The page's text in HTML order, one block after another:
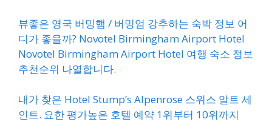
뷰좋은 영국 버밍햄 / 버밍엄 강추하는 숙박 정보 어
디가 좋을까? Novotel Birmingham Airport Hotel
Novotel Birmingham Airport Hotel 여행 숙소 정보
추천순위 나열합니다.
내가 찾은 Hotel Stump’s Alpenrose 스위스 알트 세
인트. 요한 평가높은 호텔 예약 1위부터 10위까지